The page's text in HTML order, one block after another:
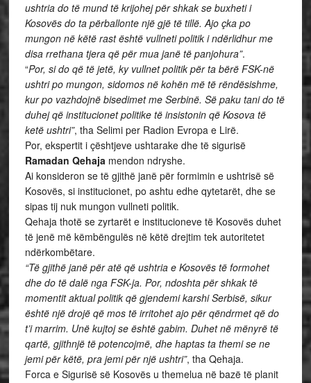
ushtria do të mund të krijohej për shkak se buxheti i
Kosovës do ta përballonte një gjë të tillë. Ajo çka po
mungon në këtë rast është vullneti politik i ndërlidhur me
disa rrethana tjera që për mua janë të panjohura”.
“Por, si do që të jetë, ky vullnet politik për ta bërë FSK-në
ushtri po mungon, sidomos në kohën më të rëndësishme,
kur po vazhdojnë bisedimet me Serbinë. Së paku tani do të
duhej që institucionet politike të insistonin që Kosova të
ketë ushtri”, tha Selimi per Radion Evropa e Lirë.
Por, ekspertit i çështjeve ushtarake dhe të sigurisë
Ramadan Qehaja mendon ndryshe.
Ai konsideron se të gjithë janë për formimin e ushtrisë së
Kosovës, si institucionet, po ashtu edhe qytetarët, dhe se
sipas tij nuk mungon vullneti politik.
Qehaja thotë se zyrtarët e institucioneve të Kosovës duhet
të jenë më këmbëngulës në këtë drejtim tek autoritetet
ndërkombëtare.
“Të gjithë janë për atë që ushtria e Kosovës të formohet
dhe do të dalë nga FSK-ja. Por, ndoshta për shkak të
momentit aktual politik që gjendemi karshi Serbisë, sikur
është një drojë që mos të irritohet ajo për qëndrmet që do
t’i marrim. Unë kujtoj se është gabim. Duhet në mënyrë të
qartë, gjithnjë të potencojmë, dhe haptas ta themi se ne
jemi për këtë, pra jemi për një ushtri”, tha Qehaja.
Forca e Sigurisë së Kosovës u themelua në bazë të planit